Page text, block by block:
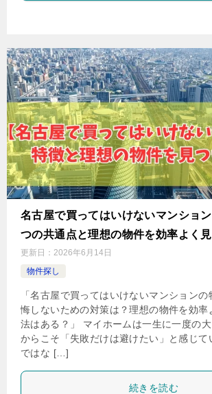
名古屋で買ってはいけないマンショ
つの共通点と理想の物件を効率よく
更新日： 2026年6月14日
物件探し
「名古屋で買ってはいけないマンション
悔しないための対策は？理想の物件を効率
法はある？」 マイホームは一生に一度の
からこそ「失敗だけは避けたい」と感じて
ではな […]
続きを読む